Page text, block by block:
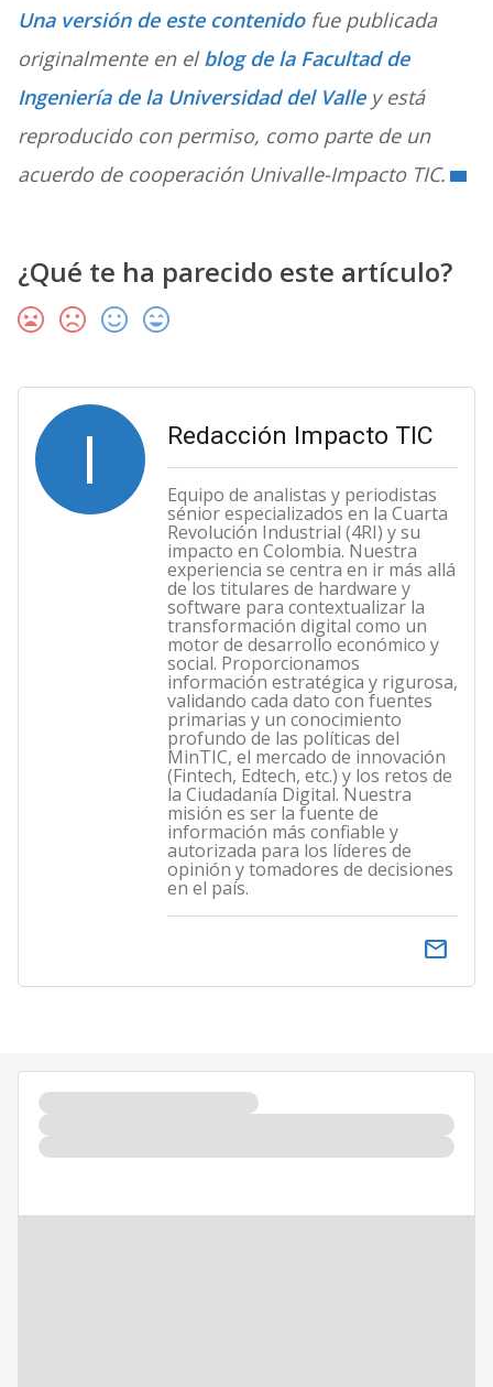
Una versión de este contenidofue publicada
originalmente en elblog de la Facultad de
Ingeniería de la Universidad del Valley está
reproducido con permiso, como parte de un
acuerdo de cooperación Univalle-Impacto TIC.
¿Qué te ha parecido este artículo?
I Redacción Impacto TIC
Equipo de analistas y periodistas
sénior especializados en la Cuarta
Revolución Industrial (4RI) y su
impacto en Colombia. Nuestra
experiencia se centra en ir más allá
de los titulares de hardware y
software para contextualizar la
transformación digital como un
motor de desarrollo económico y
social. Proporcionamos
información estratégica y rigurosa,
validando cada dato con fuentes
primarias y un conocimiento
profundo de las políticas del
MinTIC, el mercado de innovación
(Fintech, Edtech, etc.) y los retos de
la Ciudadanía Digital. Nuestra
misión es ser la fuente de
información más confiable y
autorizada para los líderes de
opinión y tomadores de decisiones
en el país.
email